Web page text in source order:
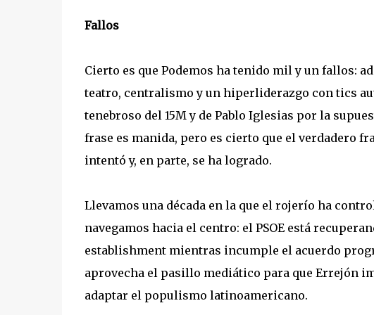
Fallos
Cierto es que Podemos ha tenido mil y un fallos:
teatro, centralismo y un hiperliderazgo con tics
tenebroso del 15M y de Pablo Iglesias por la
frase es manida, pero es cierto que el verdadero
intentó y, en parte, se ha logrado.
Llevamos una década en la que el rojerío ha
navegamos hacia el centro: el PSOE está
establishment mientras incumple el acuerdo
aprovecha el pasillo mediático para que Errejón
adaptar el populismo latinoamericano.